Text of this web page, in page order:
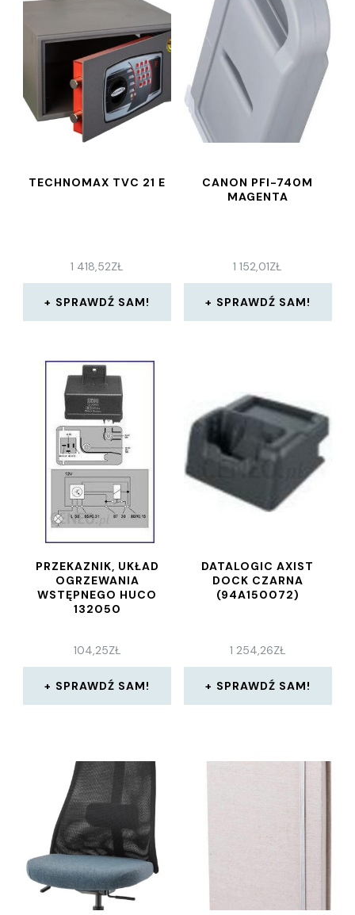
TECHNOMAX TVC 21 E
1 418,52ZŁ
SPRAWDŹ SAM!
CANON PFI-740M
MAGENTA
1 152,01ZŁ
SPRAWDŹ SAM!
PRZEKAZNIK, UKŁAD
OGRZEWANIA
WSTĘPNEGO HUCO
132050
104,25ZŁ
SPRAWDŹ SAM!
DATALOGIC AXIST
DOCK CZARNA
(94A150072)
1 254,26ZŁ
SPRAWDŹ SAM!